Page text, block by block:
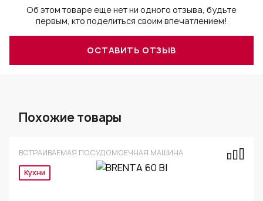
Об этом товаре еще нет ни одного отзыва, будьте
первым, кто поделиться своим впечатлением!
ОСТАВИТЬ ОТЗЫВ
Похожие товары
ВСТРАИВАЕМАЯ ПОСУДОМОЕЧНАЯ МАШИНА
Кухни